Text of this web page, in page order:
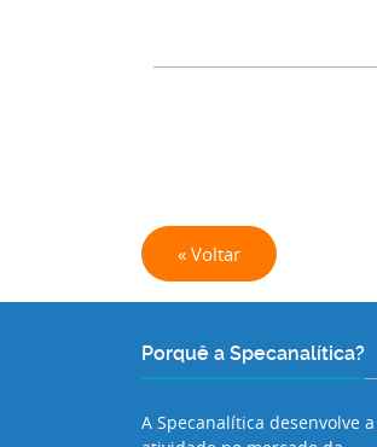
« Voltar
Porquê a Specanalítica?
A Specanalítica desenvolve